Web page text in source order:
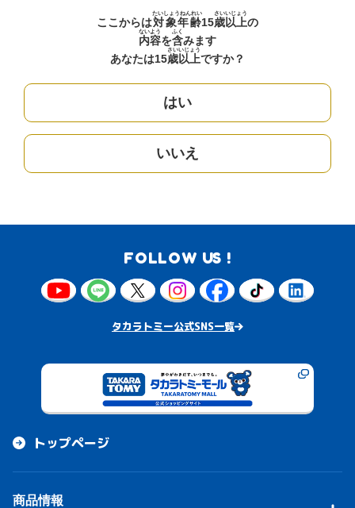
ここからは対象年齢
たいしょうねんれい
15歳
さい
以上
いじょう
の
内容
ないよう
を含
ふく
みます
あなたは15歳
さい
以上
いじょう
ですか？
はい
いいえ
FOLLOW US !
タカラトミー公式SNS一覧
トップページ
商品情報